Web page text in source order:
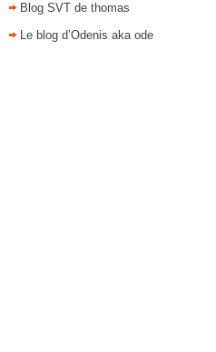
Blog SVT de thomas
Le blog d’Odenis aka ode